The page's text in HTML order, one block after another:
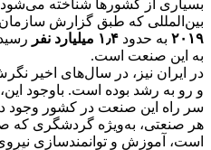
بسیاری از کشورها شناخته
بین‌المللی که طبق گزارش
۲۰۱۹ به حدود ۱٫۴ میلیارد نفر
به این صنعت است.
در ایران نیز، در سال‌های اخیر
و رو به رشد بوده است. باوجود
سر راه این صنعت در کشور وجود
هر صنعتی، به‌ویژه گردشگری که
است، آموزش و توانمندسازی